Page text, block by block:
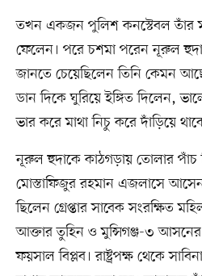
তখন একজন পুলিশ কনস্টেবল তাঁর
ফেলেন। পরে চশমা পরেন নূরুল
জানতে চেয়েছিলেন তিনি কেমন
ডান দিকে ঘুরিয়ে ইঙ্গিত দিলেন,
ভার করে মাথা নিচু করে দাঁড়িয়ে
নূরুল হুদাকে কাঠগড়ায় তোলার পাঁচ
মোস্তাফিজুর রহমান এজলাসে
ছিলেন গ্রেপ্তার সাবেক সংরক্ষিত
আক্তার তুহিন ও মুন্সিগঞ্জ-৩
ফয়সাল বিপ্লব। রাষ্ট্রপক্ষ থেকে